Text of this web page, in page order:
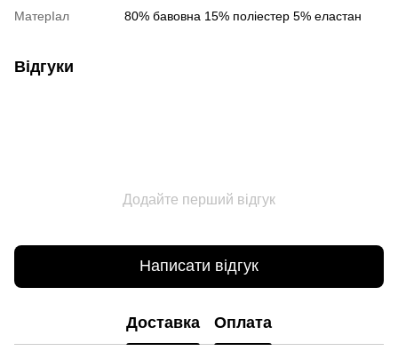
МатерІал 80% бавовна 15% поліестер 5% еластан
Відгуки
Додайте перший відгук
Написати відгук
Доставка Оплата